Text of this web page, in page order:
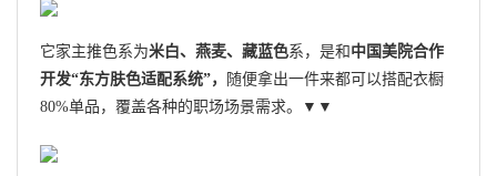
它家主推色系为米白、燕麦、藏蓝色系，是和 中国美院合作
开发“东方肤色适配系统”，
随便拿出一件来都可以搭配衣橱
80%单品，覆盖各种的职场场景需求。▼▼